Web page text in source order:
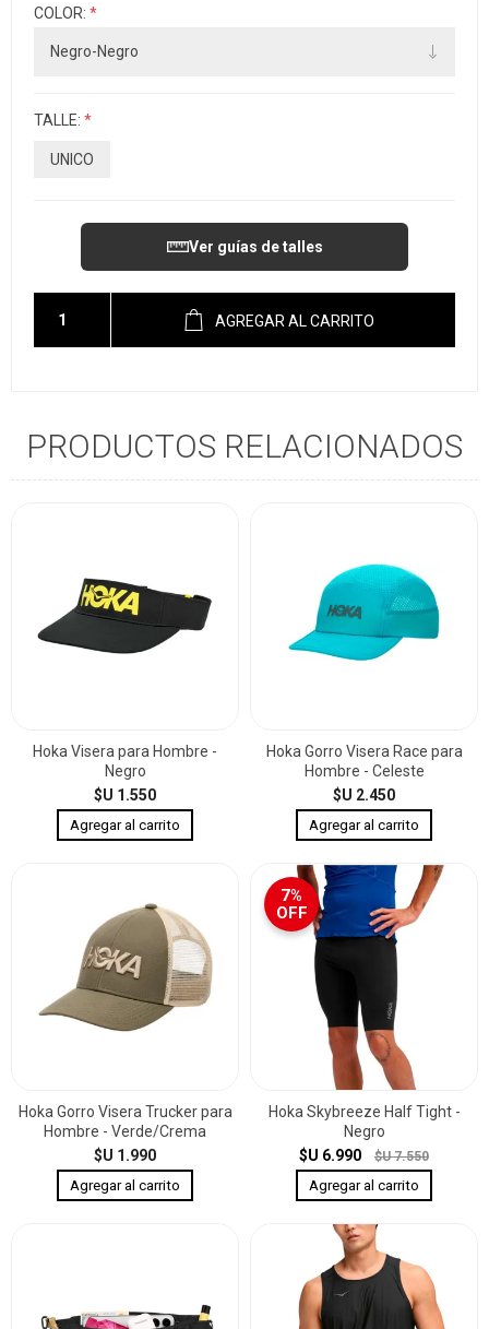
COLOR: *
TALLE: *
UNICO
Ver guías de talles
AGREGAR AL CARRITO
PRODUCTOS RELACIONADOS
Hoka Visera para Hombre -
Negro
$U 1.550
Hoka Gorro Visera Race para
Hombre - Celeste
$U 2.450
Hoka Gorro Visera Trucker para
Hombre - Verde/Crema
$U 1.990
7%
OFF
Hoka Skybreeze Half Tight -
Negro
$U 6.990
$U 7.550